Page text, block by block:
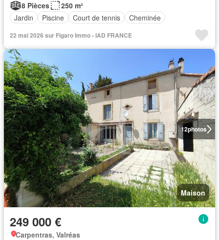
8 Pièces
250 m²
Jardin
Piscine Court de tennis Cheminée
22 mai 2026 sur Figaro Immo - IAD FRANCE
12photos
Maison
249 000 €
Carpentras, Valréas